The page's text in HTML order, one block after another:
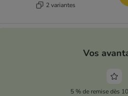
2 variantes
Vos
5 % de remise dès